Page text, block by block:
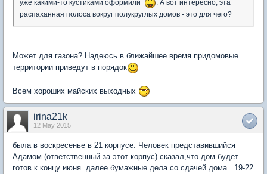
уже какими-то кустиками оформили
. А вот интересно, эта
распаханная полоса вокруг полукруглых домов - это для чего?
Может для газона? Надеюсь в ближайшее время придомовые
территории приведут в порядок
Всем хороших майских выходных
irina21k
12 May 2015
была в воскресенье в 21 корпусе. Человек представившийся
Адамом (ответственный за этот корпус) сказал,что дом будет
готов к концу июня. далее бумажные дела со сдачей дома.. 19-22